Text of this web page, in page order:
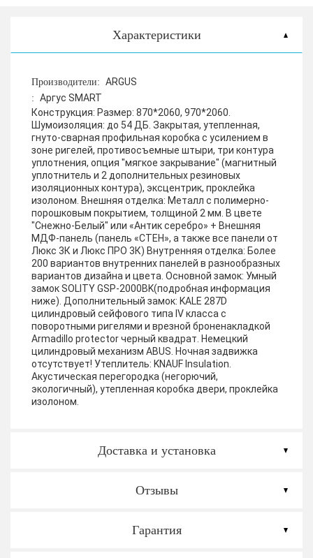
Характеристики
Производители: ARGUS
: Аргус SMART
Конструкция: Размер: 870*2060, 970*2060.
Шумоизоляция: до 54 ДБ. Закрытая, утепленная,
гнуто-сварная профильная коробка с усилением в
зоне ригелей, противосъемные штыри, три контура
уплотнения, опция "мягкое закрывание" (магнитный
уплотнитель и 2 дополнительных резиновых
изоляционных контура), эксцентрик, проклейка
изолоном. Внешняя отделка: Металл с полимерно-
порошковым покрытием, толщиной 2 мм. В цвете
"Снежно-Белый" или «Антик серебро» + Внешняя
МДФ-панель (панель «СТЕН», а также все панели от
Люкс 3К и Люкс ПРО 3К) Внутренняя отделка: Более
200 вариантов внутренних панелей в разнообразных
вариантов дизайна и цвета. Основной замок: Умный
замок SOLITY GSP-2000BK(подробная информация
ниже). Дополнительный замок: KALE 287D
цилиндровый сейфового типа IV класса с
поворотными ригелями и врезной броненакладкой
Armadillo protector черный квадрат. Немецкий
цилиндровый механизм ABUS. Ночная задвижка
отсутствует! Утеплитель: KNAUF Insulation.
Акустическая перегородка (негорючий,
экологичный), утепленная коробка двери, проклейка
изолоном.
Доставка и установка
Отзывы
Гарантия